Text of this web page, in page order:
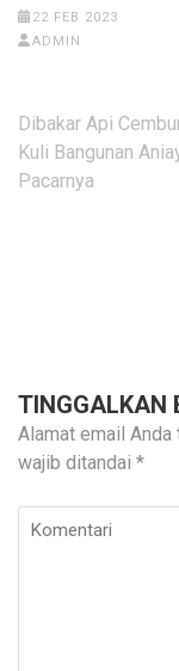
22 FEB 2023
ADMIN
Navigasi
pos
Dibakar Api
Kuli Bangunan
Pacarnya
TINGGALKAN
Alamat email
wajib ditandai *
Komentari